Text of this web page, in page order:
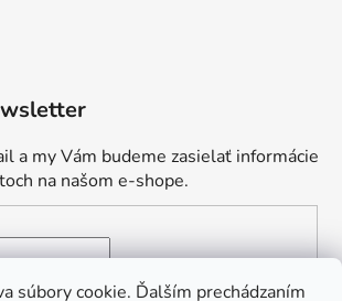
súbory cookie. Ďalším prechádzaním
a my Vám budeme zasielať informácie
na našom e-shope.
súhlasíte s
podmienkami ochrany